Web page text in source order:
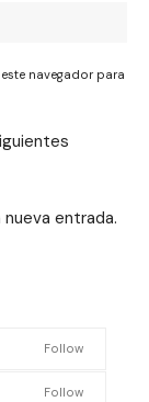
navegador para
entrada.
Follow
Follow